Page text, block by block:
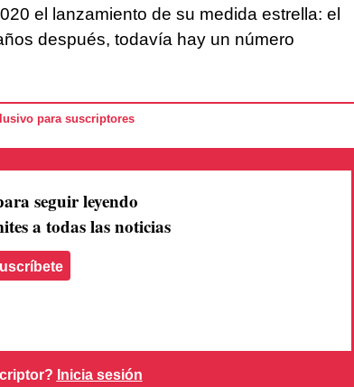
el lanzamiento de su medida estrella: el
después, todavía hay un número
para suscriptores
seguir leyendo
a todas las noticias
Inicia sesión